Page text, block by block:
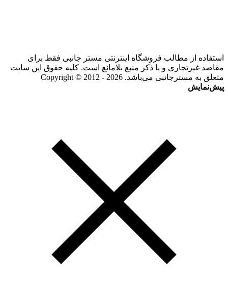
استفاده از مطالب فروشگاه اینترنتی مستر جانبی فقط برای
مقاصد غیرتجاری و با ذکر منبع بلامانع است. کلیه حقوق این سایت
متعلق به مسترجانبی می‌باشد. Copyright © 2012 - 2026
پیش‌نمایش